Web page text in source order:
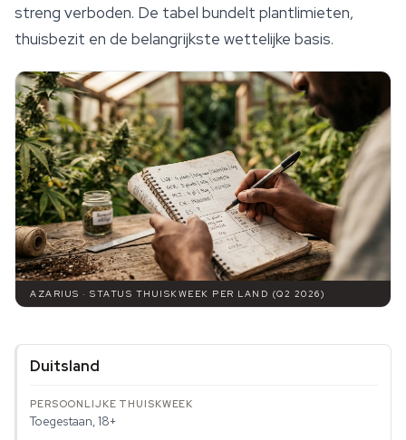
streng verboden. De tabel bundelt plantlimieten,
thuisbezit en de belangrijkste wettelijke basis.
AZARIUS · STATUS THUISKWEEK PER LAND (Q2 2026)
Duitsland
Toegestaan, 18+